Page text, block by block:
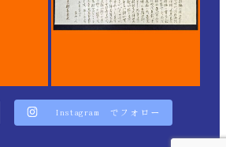
Instagram でフォロー